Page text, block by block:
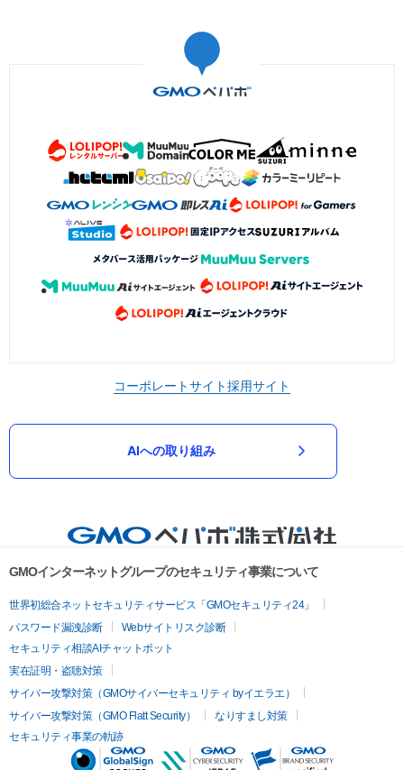
コーポレートサイト採用サイト
AIへの取り組み
GMOインターネットグループのセキュリティ事業について
世界初総合ネットセキュリティサービス「GMOセキュリティ24」
パスワード漏洩診断
Webサイトリスク診断
セキュリティ相談AIチャットボット
実在証明・盗聴対策
サイバー攻撃対策（GMOサイバーセキュリティ byイエラエ）
サイバー攻撃対策（GMO Flatt Security）
なりすまし対策
セキュリティ事業の軌跡